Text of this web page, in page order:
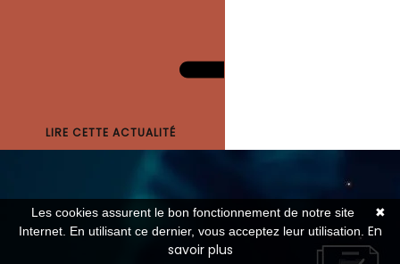
LIRE CETTE ACTUALITÉ
✖
Les cookies assurent le bon fonctionnement de notre site
Internet. En utilisant ce dernier, vous acceptez leur utilisation. En
savoir plus